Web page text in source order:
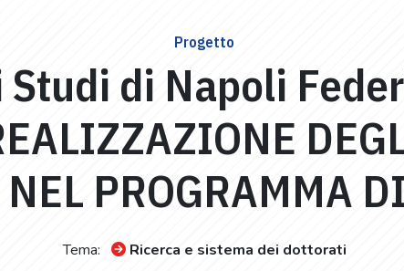
Progetto
di Napoli
PROGRAMMA
Tema: Ricerca e sistema dei dottorati